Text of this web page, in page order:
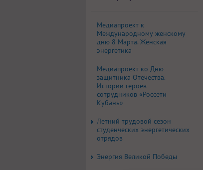
Медиапроект к
Международному женскому
дню 8 Марта. Женская
энергетика
Медиапроект ко Дню
защитника Отечества.
Истории героев –
сотрудников «Россети
Кубань»
Летний трудовой сезон
студенческих энергетических
отрядов
Энергия Великой Победы